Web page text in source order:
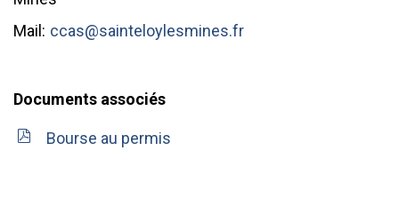
Mail: ccas@sainteloylesmines.fr
Documents associés
Bourse au permis